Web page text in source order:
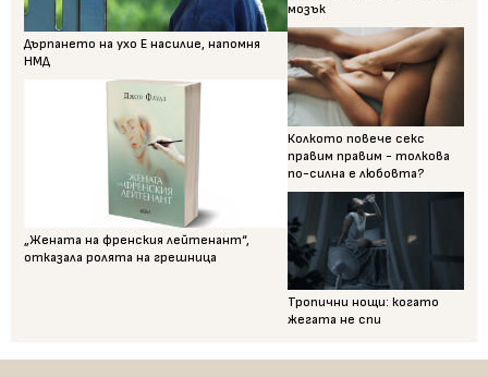
Дърпането на ухо Е насилие, напомня
НМД
„Жената на френския лейтенант“,
отказала ролята на грешница
мозък
Колкото повече секс
правим правим - толкова
по-силна е любовта?
Тропични нощи: когато
жегата не спи